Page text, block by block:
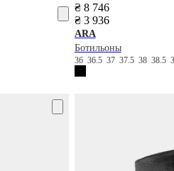
₴ 8 746
₴ 3 936
ARA
Бoтильоны
36 36.5 37 37.5 38 38.5